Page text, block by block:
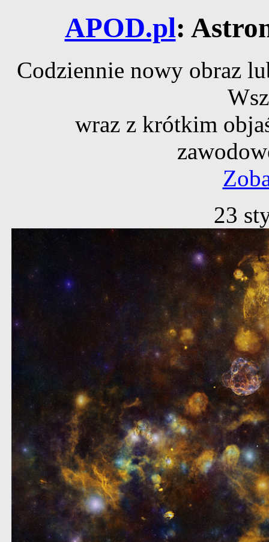
APOD.pl:
Codziennie nowy obraz
wraz z krótkim
23